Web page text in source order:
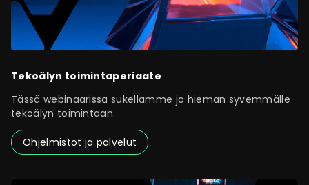
Tekoälyn toimintaperiaate
Tässä webinaarissa sukellamme jo hieman syvemmälle
tekoälyn toimintaan.
Ohjelmistot ja palvelut